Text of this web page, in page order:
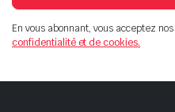
En vous abonnant, vous acceptez nos
confidentialité et de cookies.